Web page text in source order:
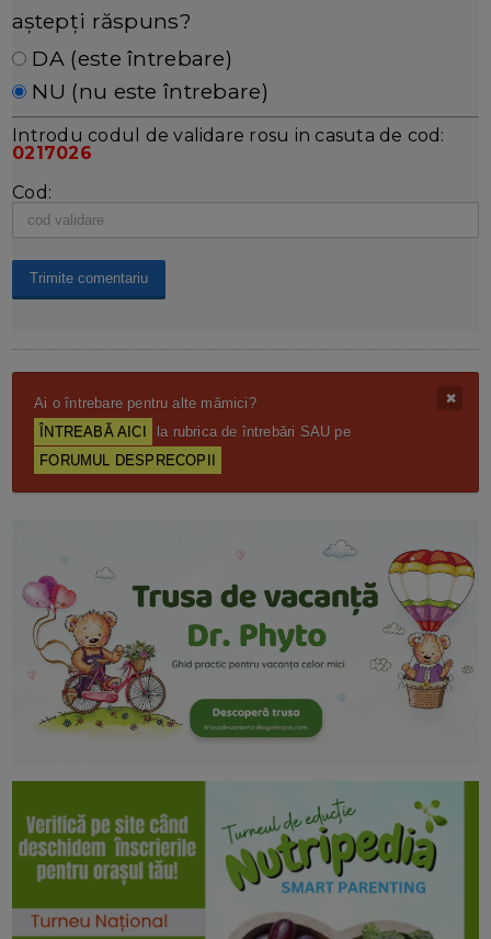
aștepți răspuns?
DA (este întrebare)
NU (nu este întrebare)
Introdu codul de validare rosu in casuta de cod:
0217026
Cod:
Ai o întrebare pentru alte mămici?
ÎNTREABĂ AICI
la rubrica de întrebări SAU pe
FORUMUL DESPRECOPII